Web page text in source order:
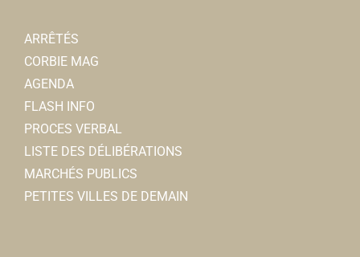
ARRÊTÉS
CORBIE MAG
AGENDA
FLASH INFO
PROCES VERBAL
LISTE DES DÉLIBÉRATIONS
MARCHÉS PUBLICS
PETITES VILLES DE DEMAIN